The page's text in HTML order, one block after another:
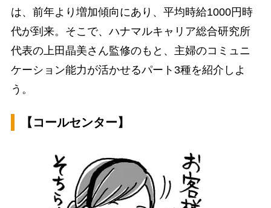
は、前年より増加傾向にあり、平均時給1000円時
代が到来。そこで、ハナマルキャリア総合研究所
代表の上田晶美さん監修のもと、主婦のコミュニ
ケーション能力が活かせるパート3種を紹介しよ
う。
【コールセンター】